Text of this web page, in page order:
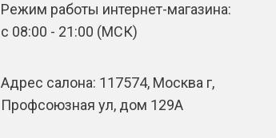
Режим работы интернет-магазина:
с 08:00 - 21:00 (МСК)
Адрес салона: 117574, Москва г,
Профсоюзная ул, дом 129А